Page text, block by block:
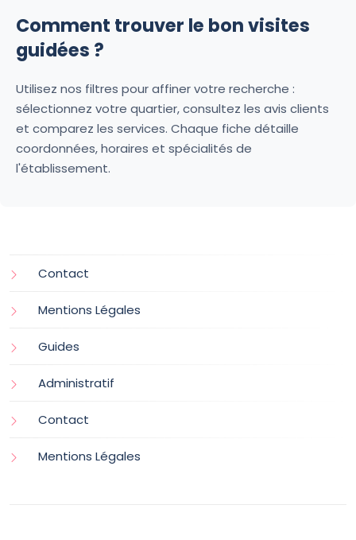
Comment trouver le bon visites
guidées ?
Utilisez nos filtres pour affiner votre recherche :
sélectionnez votre quartier, consultez les avis clients
et comparez les services. Chaque fiche détaille
coordonnées, horaires et spécialités de
l'établissement.
Contact
Mentions Légales
Guides
Administratif
Contact
Mentions Légales